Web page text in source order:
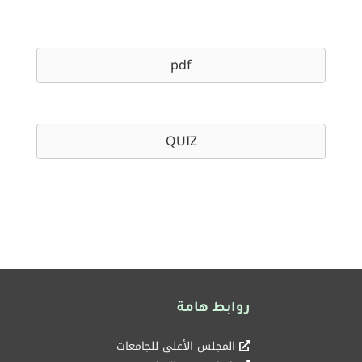
pdf
QUIZ
روابط هامة
المجلس الأعلى للجامعات